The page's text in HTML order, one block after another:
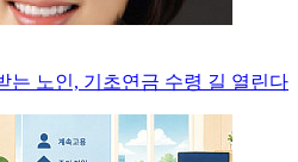
는 노인, 기초연금 수령 길 열린다